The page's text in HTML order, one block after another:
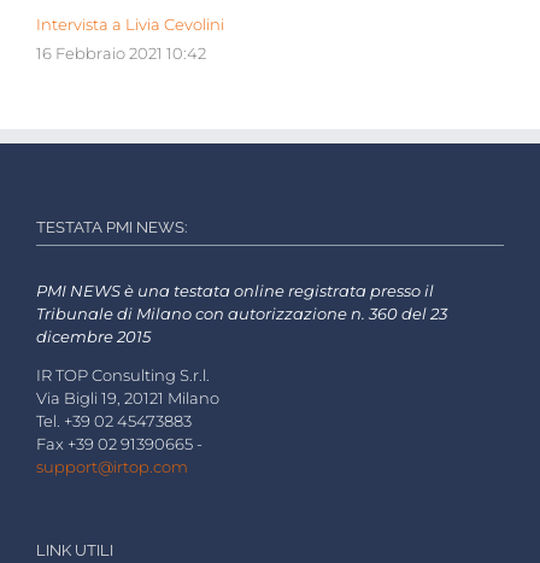
Intervista a Livia Cevolini
16 Febbraio 2021 10:42
TESTATA PMI NEWS:
PMI NEWS è una testata online registrata presso il
Tribunale di Milano con autorizzazione n. 360 del 23
dicembre 2015
IR TOP Consulting S.r.l.
Via Bigli 19, 20121 Milano
Tel. +39 02 45473883
Fax +39 02 91390665 -
support@irtop.com
LINK UTILI